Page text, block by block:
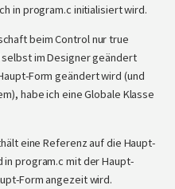
in program.c initialisiert wird.
beim Control nur true
im Designer geändert
Form geändert wird (und
habe ich eine Globale Klasse
eine Referenz auf die Haupt-
in program.c mit der Haupt-
Form angezeit wird.